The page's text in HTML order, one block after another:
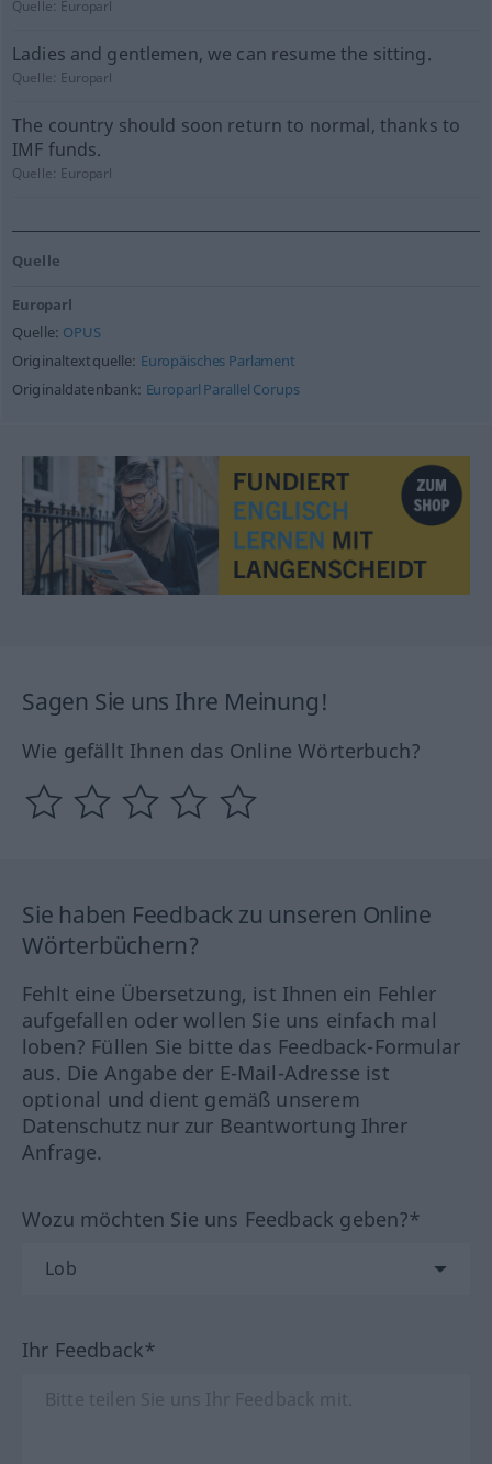
Quelle: Europarl
Ladies and gentlemen, we can resume the sitting.
Quelle: Europarl
The country should soon return to normal, thanks to
IMF funds.
Quelle: Europarl
Quelle
Europarl
Quelle: OPUS
Originaltextquelle: Europäisches Parlament
Originaldatenbank: Europarl Parallel Corups
Sagen Sie uns Ihre Meinung!
Wie gefällt Ihnen das Online Wörterbuch?
Sie haben Feedback zu unseren Online
Wörterbüchern?
Fehlt eine Übersetzung, ist Ihnen ein Fehler
aufgefallen oder wollen Sie uns einfach mal
loben? Füllen Sie bitte das Feedback-Formular
aus. Die Angabe der E-Mail-Adresse ist
optional und dient gemäß unserem
Datenschutz nur zur Beantwortung Ihrer
Anfrage.
Wozu möchten Sie uns Feedback geben?*
Ihr Feedback*